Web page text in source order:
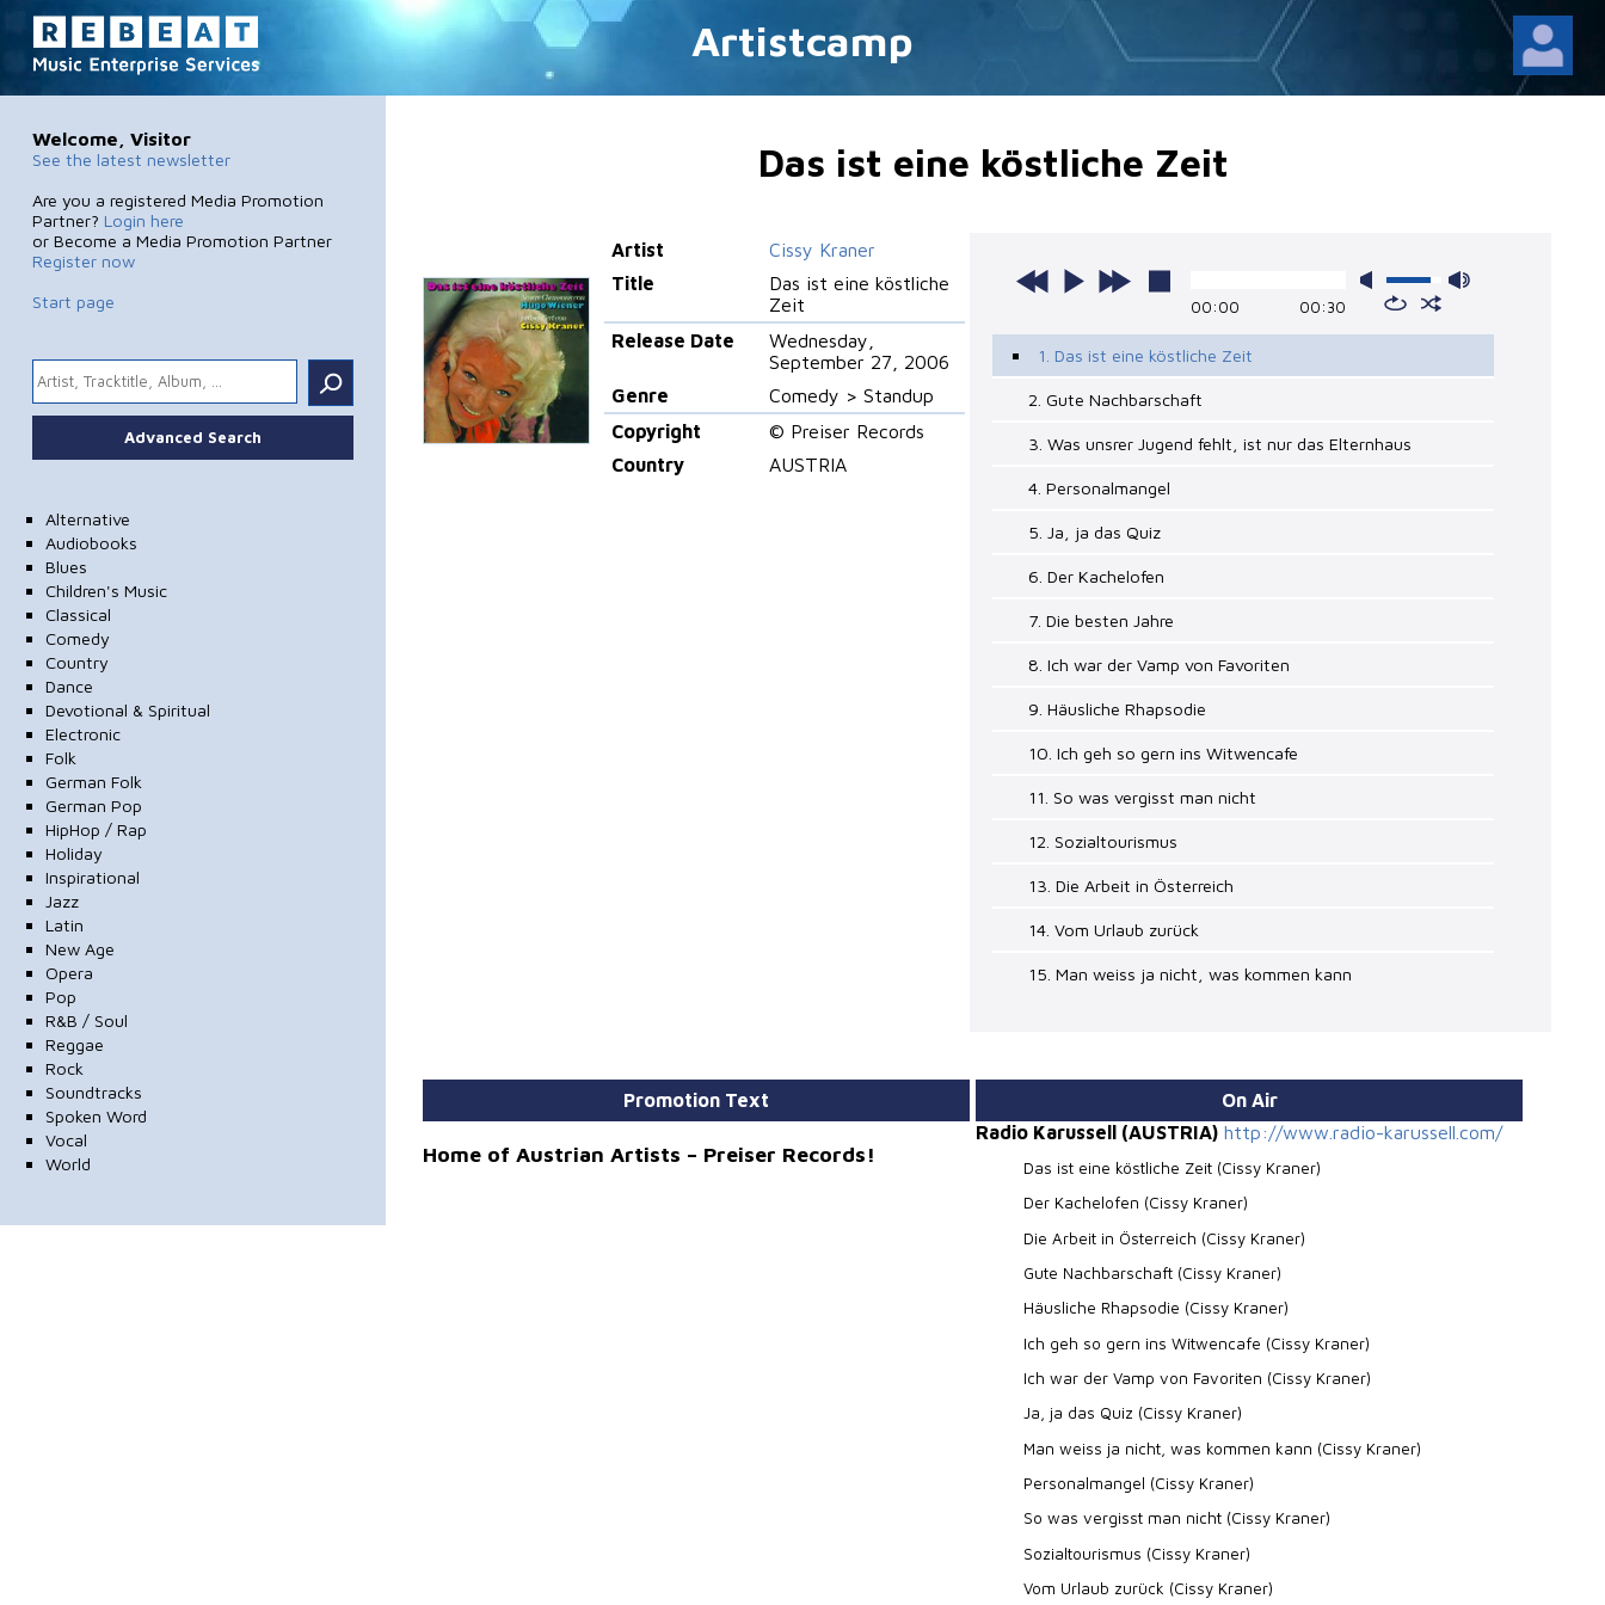
Artistcamp
Welcome, Visitor
See the latest newsletter
Are you a registered Media Promotion
Partner? Login here
or Become a Media Promotion Partner
Register now
Start page
.
Advanced Search
Alternative
Audiobooks
Blues
Children's Music
Classical
Comedy
Country
Dance
Devotional & Spiritual
Electronic
Folk
German Folk
German Pop
HipHop / Rap
Holiday
Inspirational
Jazz
Latin
New Age
Opera
Pop
R&B / Soul
Reggae
Rock
Soundtracks
Spoken Word
Vocal
World
Das ist eine köstliche Zeit
Artist
Cissy Kraner
Title
Das ist eine köstliche
Zeit
Release Date
Wednesday,
September 27, 2006
Genre
Comedy > Standup
Copyright
© Preiser Records
Country
AUSTRIA
00:00 00:30
1. Das ist eine köstliche Zeit
2. Gute Nachbarschaft
3. Was unsrer Jugend fehlt, ist nur das Elternhaus
4. Personalmangel
5. Ja, ja das Quiz
6. Der Kachelofen
7. Die besten Jahre
8. Ich war der Vamp von Favoriten
9. Häusliche Rhapsodie
10. Ich geh so gern ins Witwencafe
11. So was vergisst man nicht
12. Sozialtourismus
13. Die Arbeit in Österreich
14. Vom Urlaub zurück
15. Man weiss ja nicht, was kommen kann
Promotion Text
Home of Austrian Artists – Preiser Records!
On Air
Radio Karussell (AUSTRIA) http://www.radio-karussell.com/
Das ist eine köstliche Zeit (Cissy Kraner)
Der Kachelofen (Cissy Kraner)
Die Arbeit in Österreich (Cissy Kraner)
Gute Nachbarschaft (Cissy Kraner)
Häusliche Rhapsodie (Cissy Kraner)
Ich geh so gern ins Witwencafe (Cissy Kraner)
Ich war der Vamp von Favoriten (Cissy Kraner)
Ja, ja das Quiz (Cissy Kraner)
Man weiss ja nicht, was kommen kann (Cissy Kraner)
Personalmangel (Cissy Kraner)
So was vergisst man nicht (Cissy Kraner)
Sozialtourismus (Cissy Kraner)
Vom Urlaub zurück (Cissy Kraner)